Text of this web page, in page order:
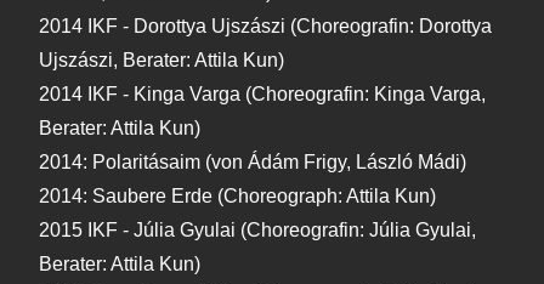
2014 IKF - Dorottya Ujszászi (Choreografin: Dorottya
Ujszászi, Berater: Attila Kun)
2014 IKF - Kinga Varga (Choreografin: Kinga Varga,
Berater: Attila Kun)
2014: Polaritásaim (von Ádám Frigy, László Mádi)
2014: Saubere Erde (Choreograph: Attila Kun)
2015 IKF - Júlia Gyulai (Choreografin: Júlia Gyulai,
Berater: Attila Kun)